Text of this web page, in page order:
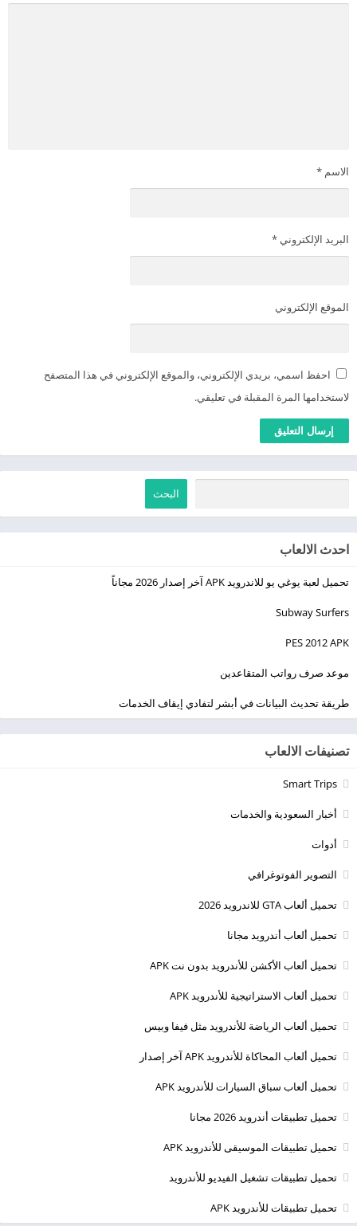
الاسم *
البريد الإلكتروني *
الموقع الإلكتروني
احفظ اسمي، بريدي الإلكتروني، والموقع الإلكتروني في هذا المتصفح
لاستخدامها المرة المقبلة في تعليقي.
البحث
احدث الالعاب
تحميل لعبة يوغي يو للاندرويد APK آخر إصدار 2026 مجاناً
Subway Surfers
PES 2012 APK
موعد صرف رواتب المتقاعدين
طريقة تحديث البيانات في أبشر لتفادي إيقاف الخدمات
تصنيفات الالعاب
Smart Trips
أخبار السعودية والخدمات
أدوات
التصوير الفوتوغرافي
تحميل ألعاب GTA للاندرويد 2026
تحميل ألعاب أندرويد مجانا
تحميل ألعاب الأكشن للأندرويد بدون نت APK
تحميل ألعاب الاستراتيجية للأندرويد APK
تحميل ألعاب الرياضة للأندرويد مثل فيفا وبيس
تحميل ألعاب المحاكاة للأندرويد APK آخر إصدار
تحميل ألعاب سباق السيارات للأندرويد APK
تحميل تطبيقات أندرويد 2026 مجانا
تحميل تطبيقات الموسيقى للأندرويد APK
تحميل تطبيقات تشغيل الفيديو للأندرويد
تحميل تطبيقات للأندرويد APK